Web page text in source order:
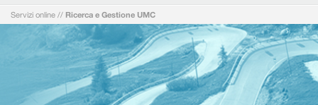
Servizi online // Ricerca e Gestione UMC